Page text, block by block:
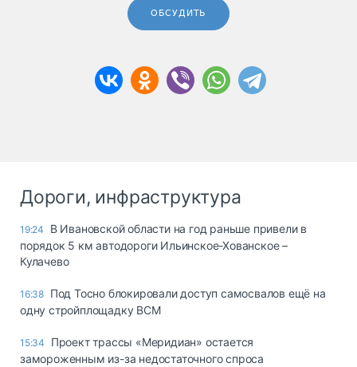
ОБСУДИТЬ
Дороги, инфраструктура
19:24
В Ивановской области на год раньше привели в
порядок 5 км автодороги Ильинское-Хованское –
Кулачево
16:38 Под Тосно блокировали доступ самосвалов ещё на
одну стройплощадку ВСМ
15:34
Проект трассы «Меридиан» остается
замороженным из-за недостаточного спроса